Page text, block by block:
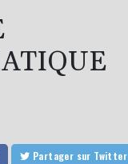
Partager sur Twitter